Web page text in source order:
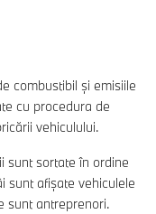
combustibil şi emisiile
cu procedura de
vehiculului.
sunt sortate în ordine
sunt afișate vehiculele
sunt antreprenori.